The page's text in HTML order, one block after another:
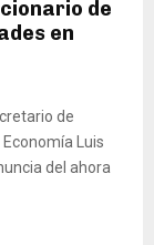
de
en
de
Luis
del ahora